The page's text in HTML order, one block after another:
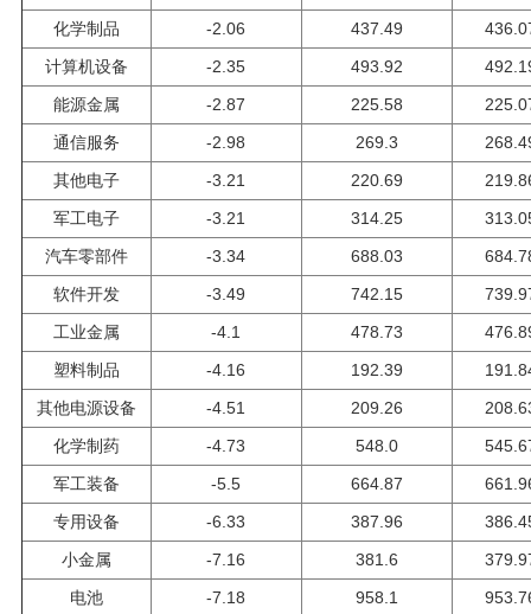
化学制品 -2.06 437.49
计算机设备
-2.35 493.92
能源金属
-2.87 225.58
通信服务
-2.98 269.3
其他电子
-3.21 220.69
军工电子
-3.21 314.25
汽车零部件
-3.34 688.03
软件开发
-3.49 742.15
工业金属
-4.1 478.73
塑料制品
-4.16 192.39
其他电源设备
-4.51 209.26
化学制药
-4.73 548.0
军工装备
-5.5 664.87
专用设备
-6.33 387.96
小金属
-7.16 381.6
电池
-7.18 958.1